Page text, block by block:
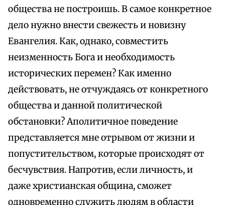
общества не построишь. В самое конкретное
дело нужно внести свежесть и новизну
Евангелия. Как, однако, совместить
неизменность Бога и необходимость
исторических перемен? Как именно
действовать, не отчуждаясь от конкретного
общества и данной политической
обстановки? Аполитичное поведение
представляется мне отрывом от жизни и
попустительством, которые происходят от
бесчувствия. Напротив, если личность, и
даже христианская община, сможет
одновременно служить людям в области